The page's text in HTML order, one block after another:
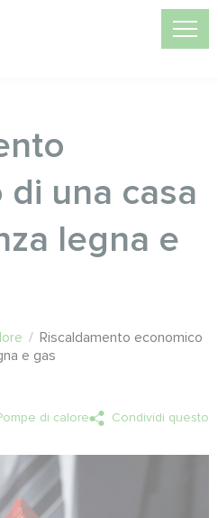
una casa
legna e
/ Riscaldamento economico
e gas
di calore Condividi questo